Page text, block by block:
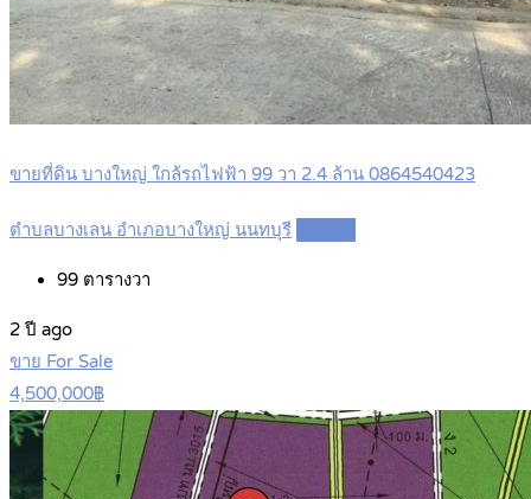
ขายที่ดิน บางใหญ่ ใกล้รถไฟฟ้า 99 วา 2.4 ล้าน 0864540423
ตำบลบางเลน อำเภอบางใหญ่ นนทบุรี
99 ตารางวา
2 ปี ago
ขาย For Sale
4,500,000฿